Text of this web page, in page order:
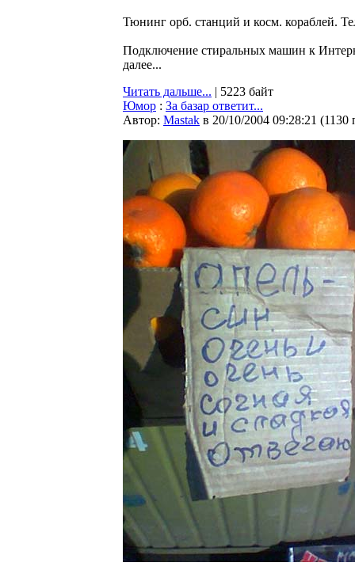
Тюнинг орб. станций и косм. кораблей.
Подключение стиральных машин к
далее...
Читать дальше... | 5223 байт
Юмор : За базар ответит...
Автор: Мastak в 20/10/2004 09:28:21 (1130